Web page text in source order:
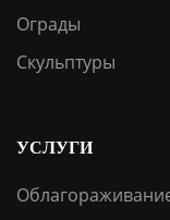
Ограды
Скульптуры
УСЛУГИ